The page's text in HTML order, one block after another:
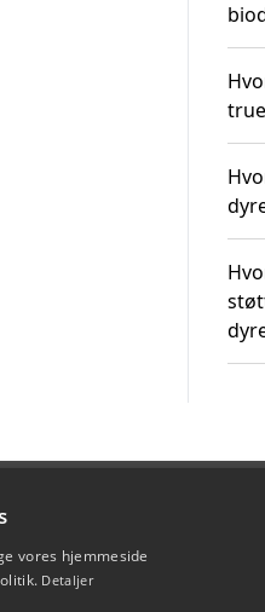
vores hjemmeside
Detaljer